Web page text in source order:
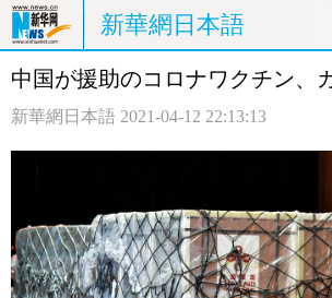
新華網日本語
ホームページ 政治
中日対訳
中国が援助のコロナワクチン、
新華網日本語 2021-04-12 22:13:13